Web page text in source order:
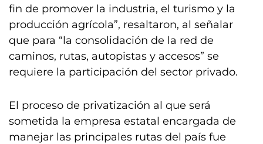
fin de promover la industria, el turismo y la
producción agrícola”, resaltaron, al señalar
que para “la consolidación de la red de
caminos, rutas, autopistas y accesos” se
requiere la participación del sector privado.
El proceso de privatización al que será
sometida la empresa estatal encargada de
manejar las principales rutas del país fue